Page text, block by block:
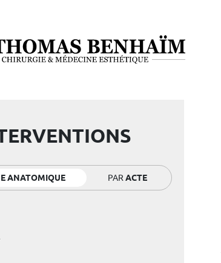
ANATOMIQUE PAR ACTE